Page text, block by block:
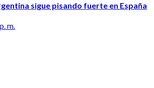
sigue pisando fuerte en España
m.